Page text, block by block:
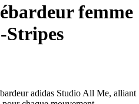
femme
Stripes
adidas Studio All Me, alliant